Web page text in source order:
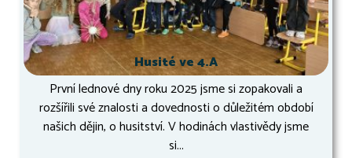
Husité ve 4.A
První lednové dny roku 2025 jsme si zopakovali a
rozšířili své znalosti a dovednosti o důležitém období
našich dějin, o husitství. V hodinách vlastivědy jsme
si...